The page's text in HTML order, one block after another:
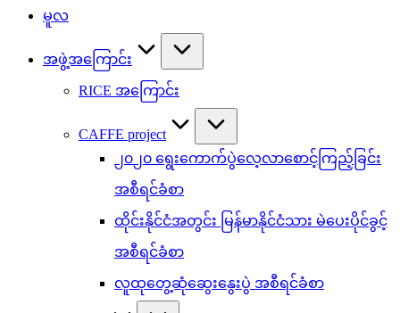
မူလ
အဖွဲ့အကြောင်း
RICE အကြောင်း
CAFFE project
၂၀၂၀ ရွေးကောက်ပွဲလေ့လာစောင့်ကြည့်ခြင်း
အစီရင်ခံစာ
ထိုင်းနိုင်ငံအတွင်း မြန်မာနိုင်ငံသား မဲပေးပိုင်ခွင့်
အစီရင်ခံစာ
လူထုတွေ့ဆုံဆွေးနွေးပွဲ အစီရင်ခံစာ